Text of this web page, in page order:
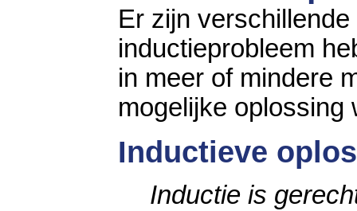
Er zijn
inductieprobleem
in meer of mindere
mogelijke oplossing
Inductieve
Inductie is